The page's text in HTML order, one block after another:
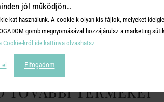
MÁSOKKAL!
TOVÁBBI TERMÉKEI
jól működjön…
kat használunk. A cookie-k olyan kis fájlok, melyeket
gomb megnyomásával hozzájárulsz a marketing
Cookie-król ide kattinva olvashatsz
el Elfogadom